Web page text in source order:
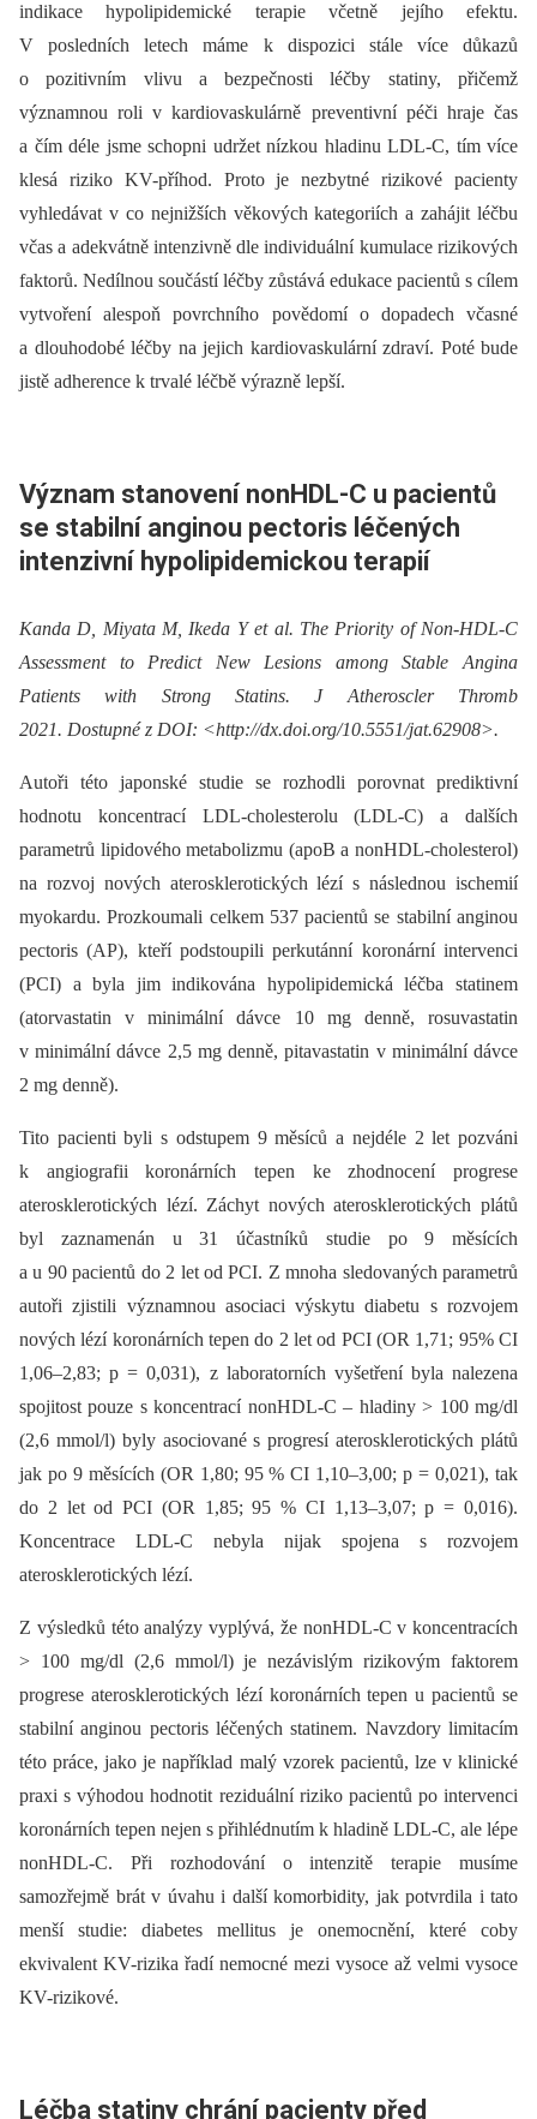
indikace hypolipidemické terapie včetně jejího efektu.
V posledních letech máme k dispozici stále více důkazů
o pozitivním vlivu a bezpečnosti léčby statiny, přičemž
významnou roli v kardiovaskulárně preventivní péči hraje čas
a čím déle jsme schopni udržet nízkou hladinu LDL-C, tím více
klesá riziko KV-příhod. Proto je nezbytné rizikové pacienty
vyhledávat v co nejnižších věkových kategoriích a zahájit léčbu
včas a adekvátně intenzivně dle individuální kumulace rizikových
faktorů. Nedílnou součástí léčby zůstává edukace pacientů s cílem
vytvoření alespoň povrchního povědomí o dopadech včasné
a dlouhodobé léčby na jejich kardiovaskulární zdraví. Poté bude
jistě adherence k trvalé léčbě výrazně lepší.
Význam stanovení nonHDL-C u pacientů
se stabilní anginou pectoris léčených
intenzivní hypolipidemickou terapií
Kanda D, Miyata M, Ikeda Y et al. The Priority of Non-HDL-C
Assessment to Predict New Lesions among Stable Angina
Patients with Strong Statins. J Atheroscler Thromb
2021. Dostupné z DOI: <http://dx.doi.org/10.5551/jat.62908>.
Autoři této japonské studie se rozhodli porovnat prediktivní
hodnotu koncentrací LDL-cholesterolu (LDL-C) a dalších
parametrů lipidového metabolizmu (apoB a nonHDL-cholesterol)
na rozvoj nových aterosklerotických lézí s následnou ischemií
myokardu. Prozkoumali celkem 537 pacientů se stabilní anginou
pectoris (AP), kteří podstoupili perkutánní koronární intervenci
(PCI) a byla jim indikována hypolipidemická léčba statinem
(atorvastatin v minimální dávce 10 mg denně, rosuvastatin
v minimální dávce 2,5 mg denně, pitavastatin v minimální dávce
2 mg denně).
Tito pacienti byli s odstupem 9 měsíců a nejdéle 2 let pozváni
k angiografii koronárních tepen ke zhodnocení progrese
aterosklerotických lézí. Záchyt nových aterosklerotických plátů
byl zaznamenán u 31 účastníků studie po 9 měsících
a u 90 pacientů do 2 let od PCI. Z mnoha sledovaných parametrů
autoři zjistili významnou asociaci výskytu diabetu s rozvojem
nových lézí koronárních tepen do 2 let od PCI (OR 1,71; 95% CI
1,06–2,83; p = 0,031), z laboratorních vyšetření byla nalezena
spojitost pouze s koncentrací nonHDL-C –⁠ hladiny > 100 mg/dl
(2,6 mmol/l) byly asociované s progresí aterosklerotických plátů
jak po 9 měsících (OR 1,80; 95 % CI 1,10–3,00; p = 0,021), tak
do 2 let od PCI (OR 1,85; 95 % CI 1,13–3,07; p = 0,016).
Koncentrace LDL-C nebyla nijak spojena s rozvojem
aterosklerotických lézí.
Z výsledků této analýzy vyplývá, že nonHDL-C v koncentracích
> 100 mg/dl (2,6 mmol/l) je nezávislým rizikovým faktorem
progrese aterosklerotických lézí koronárních tepen u pacientů se
stabilní anginou pectoris léčených statinem. Navzdory limitacím
této práce, jako je například malý vzorek pacientů, lze v klinické
praxi s výhodou hodnotit reziduální riziko pacientů po intervenci
koronárních tepen nejen s přihlédnutím k hladině LDL-C, ale lépe
nonHDL-C. Při rozhodování o intenzitě terapie musíme
samozřejmě brát v úvahu i další komorbidity, jak potvrdila i tato
menší studie: diabetes mellitus je onemocnění, které coby
ekvivalent KV-rizika řadí nemocné mezi vysoce až velmi vysoce
KV-rizikové.
Léčba statiny chrání pacienty před